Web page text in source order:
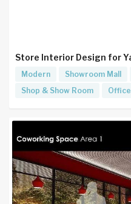
Store Interior Design for
Modern Showroom Mall
Shop & Show Room